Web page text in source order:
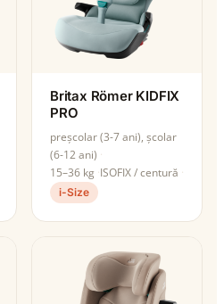
Britax Römer KIDFIX
PRO
preșcolar (3-7 ani), școlar
(6-12 ani)
15–36 kg ISOFIX / centură
i-Size